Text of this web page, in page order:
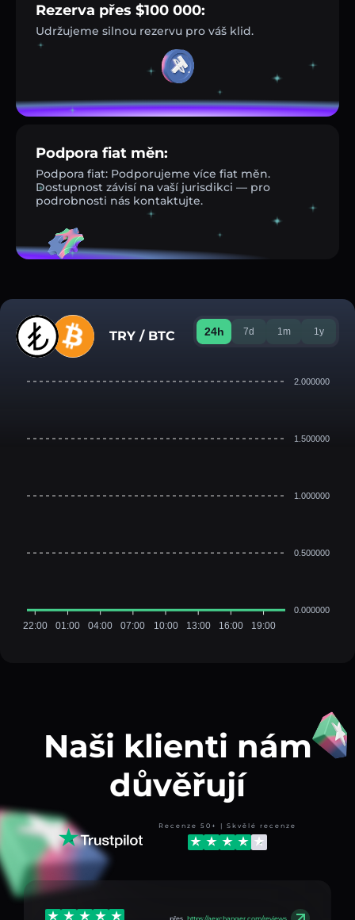
Rezerva přes $100 000:
Udržujeme silnou rezervu pro váš klid.
Podpora fiat měn:
Podpora fiat: Podporujeme více fiat měn.
Dostupnost závisí na vaší jurisdikci — pro
podrobnosti nás kontaktujte.
TRY / BTC 24h 7d 1m 1y
2.000000
1.500000
1.000000
0.500000
0.000000
22:00 01:00 04:00 07:00 10:00 13:00 16:00 19:00
Naši klienti nám
důvěřují
Recenze 50+ | Skvělé recenze
přes https://aexchanger.com/reviews